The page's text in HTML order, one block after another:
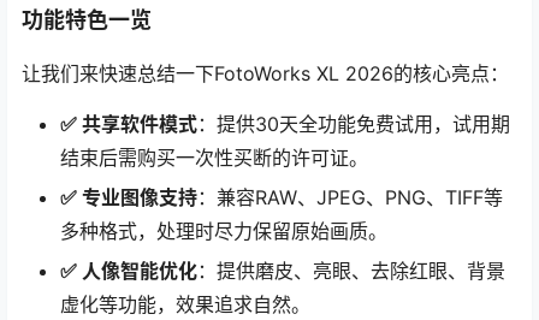
功能特色一览
让我们来快速总结一下FotoWorks XL 2026的核心亮点：
✅ 共享软件模式：提供30天全功能免费试用，试用期
结束后需购买一次性买断的许可证。
✅ 专业图像支持：兼容RAW、JPEG、PNG、TIFF等
多种格式，处理时尽力保留原始画质。
✅ 人像智能优化：提供磨皮、亮眼、去除红眼、背景
虚化等功能，效果追求自然。